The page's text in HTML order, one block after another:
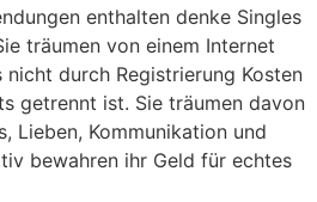
enthalten denke Singles
träumen von einem Internet
durch Registrierung Kosten
getrennt ist. Sie träumen davon
Lieben, Kommunikation und
bewahren ihr Geld für echtes